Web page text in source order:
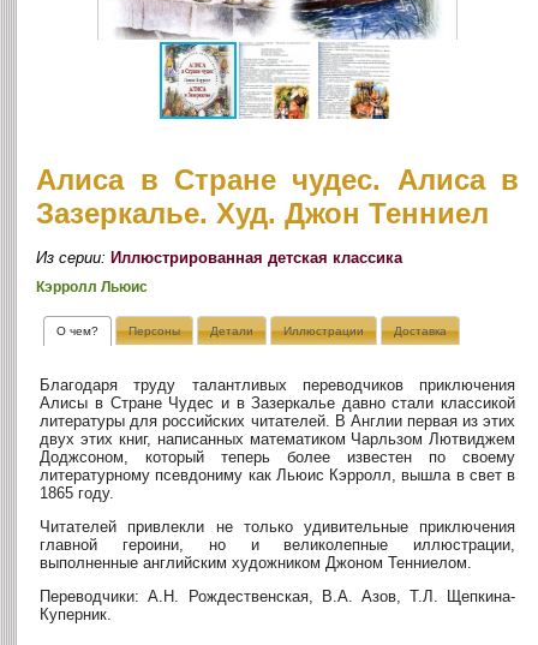
Алиса в Стране чудес. Алиса в
Зазеркалье. Худ. Джон Тенниел
Из серии:Иллюстрированная детская классика
Кэрролл Льюис
О чем? Персоны Детали Иллюстрации Доставка
Благодаря труду талантливых переводчиков приключения
Алисы в Стране Чудес и в Зазеркалье давно стали классикой
литературы для российских читателей. В Англии первая из этих
двух этих книг, написанных математиком Чарльзом Лютвиджем
Доджсоном, который теперь более известен по своему
литературному псевдониму как Льюис Кэрролл, вышла в свет в
1865 году.
Читателей привлекли не только удивительные приключения
главной героини, но и великолепные иллюстрации,
выполненные английским художником Джоном Тенниелом.
Переводчики: А.Н. Рождественская, В.А. Азов, Т.Л. Щепкина-
Куперник.